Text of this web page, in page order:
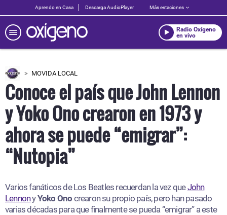
Aprendo en Casa Descarga AudioPlayer Más estaciones
Radio Oxígeno
en vivo
MOVIDA LOCAL
Conoce el país que John Lennon
y Yoko Ono crearon en 1973 y
ahora se puede “emigrar”:
“Nutopia”
Varios fanáticos de Los Beatles recuerdan la vez queJohn
LennonyYoko Ono crearon su propio país, pero han pasado
varias décadas para que finalmente se pueda “emigrar” a este